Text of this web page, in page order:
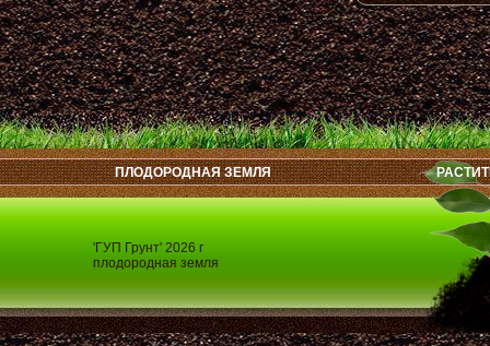
'ГУП Грунт' 2026 г
плодородная земля
ПЛОДОРОДНАЯ ЗЕМЛЯ